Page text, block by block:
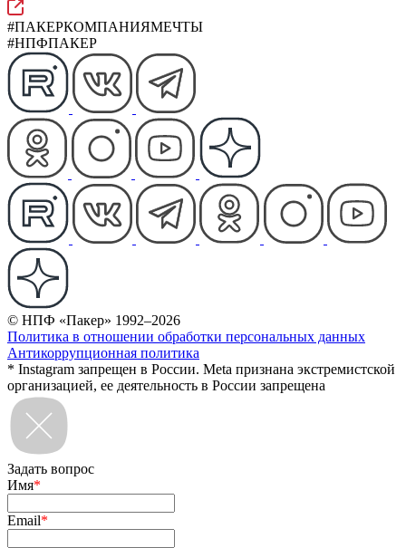
#ПАКЕРКОМПАНИЯМЕЧТЫ
#НПФПАКЕР
© НПФ «Пакер» 1992–2026
Политика в отношении обработки персональных данных
Антикоррупционная политика
* Instagram запрещен в России. Meta признана экстремистской
организацией, ее деятельность в России запрещена
Задать вопрос
Имя*
Email*